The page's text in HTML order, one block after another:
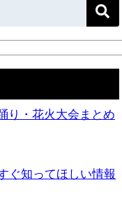
り・花火大会まとめ
ぐ知ってほしい情報